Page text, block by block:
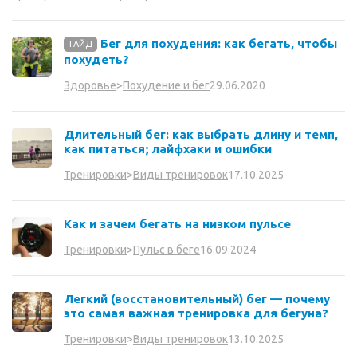
ГАЙД
Бег для похудения: как бегать, чтобы
похудеть?
Здоровье>Похудение и бег29.06.2020
Длительный бег: как выбрать длину и темп,
как питаться; лайфхаки и ошибки
Тренировки>Виды тренировок17.10.2025
Как и зачем бегать на низком пульсе
Тренировки>Пульс в беге16.09.2024
Легкий (восстановительный) бег — почему
это самая важная тренировка для бегуна?
Тренировки>Виды тренировок13.10.2025